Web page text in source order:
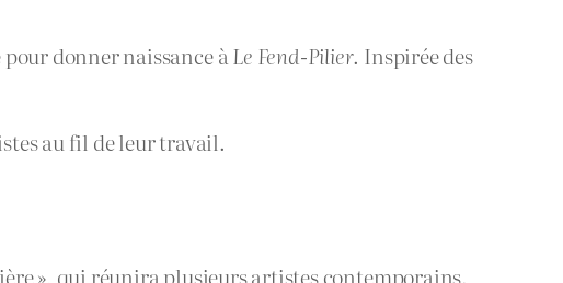
donner naissance àLe Fend-Pilier. Inspirée des
au fil de leur travail.
», qui réunira plusieurs artistes contemporains.